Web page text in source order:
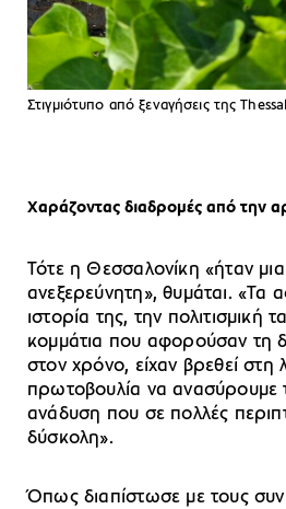
Στιγμιότυπο από ξεναγήσεις της
Χαράζοντας διαδρομές από την
Τότε η Θεσσαλονίκη «ήταν
ανεξερεύνητη», θυμάται. «Τα
ιστορία της, την πολιτισμική
κομμάτια που αφορούσαν τη
στον χρόνο, είχαν βρεθεί
πρωτοβουλία να ανασύρουμε
ανάδυση που σε πολλές
δύσκολη».
Όπως διαπίστωσε με τους